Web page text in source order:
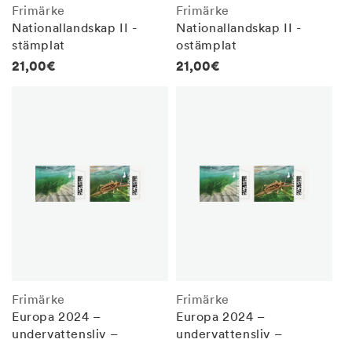
Frimärke
Nationallandskap II -
stämplat
Regular
21,00€
Frimärke
Nationallandskap II -
ostämplat
Regular
21,00€
Frimärke
Europa 2024 –
undervattensliv –
Frimärke
Europa 2024 –
undervattensliv –